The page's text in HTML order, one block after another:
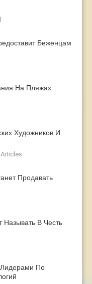
Беженцам
На Пляжах
Художников И
Продавать
Называть В Честь
По